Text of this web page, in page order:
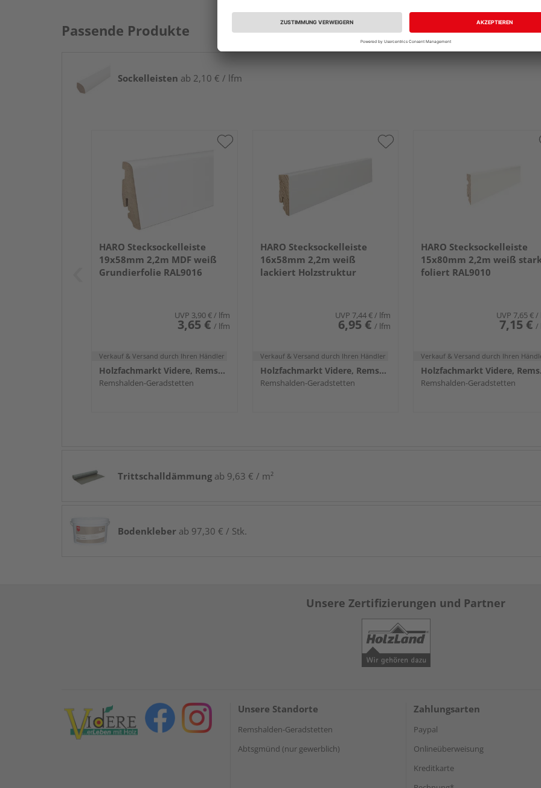
Passende Produkte
Sockelleisten ab 2,10 € / lfm
HARO Stecksockelleiste
19x58mm 2,2m MDF weiß
Grundierfolie RAL9016
UVP 3,90 €/ lfm
3,65 € / lfm
Verkauf & Versand durch Ihren Händler
Holzfachmarkt Videre, Remshalden
Remshalden-Geradstetten
HARO Stecksockelleiste
16x58mm 2,2m weiß
lackiert Holzstruktur
UVP 7,44 €/ lfm
6,95 € / lfm
Verkauf & Versand durch Ihren Händler
Holzfachmarkt Videre, Remshalden
Remshalden-Geradstetten
HARO Stecksockelleiste
15x80mm 2,2m weiß
foliert RAL9010
UVP 7,65 €/
7,15 € /
Verkauf & Versand durch Ihren
Remshalden-Geradstetten
Trittschalldämmung ab 9,63 € / m²
Bodenkleber ab 97,30 € / Stk.
Unsere Zertifizierungen und Partner
Unsere Standorte
Remshalden-Geradstetten
Abtsgmünd (nur gewerblich)
Zahlungsarten
Paypal
Onlineüberweisung
Kreditkarte